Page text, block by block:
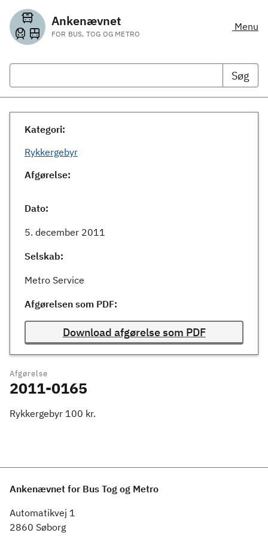
Ankenævnet
FOR BUS, TOG OG METRO
Menu
Søg
Kategori:
Rykkergebyr
Afgørelse:
Dato:
5. december 2011
Selskab:
Metro Service
Afgørelsen som PDF:
Download afgørelse som PDF
Afgørelse
2011-0165
Rykkergebyr 100 kr.
Ankenævnet for Bus Tog og Metro
Automatikvej 1
2860 Søborg